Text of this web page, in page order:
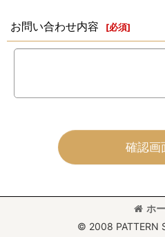
お問い合わせ内容 [必須]
確認画
ホ
© 2008 PATTERN